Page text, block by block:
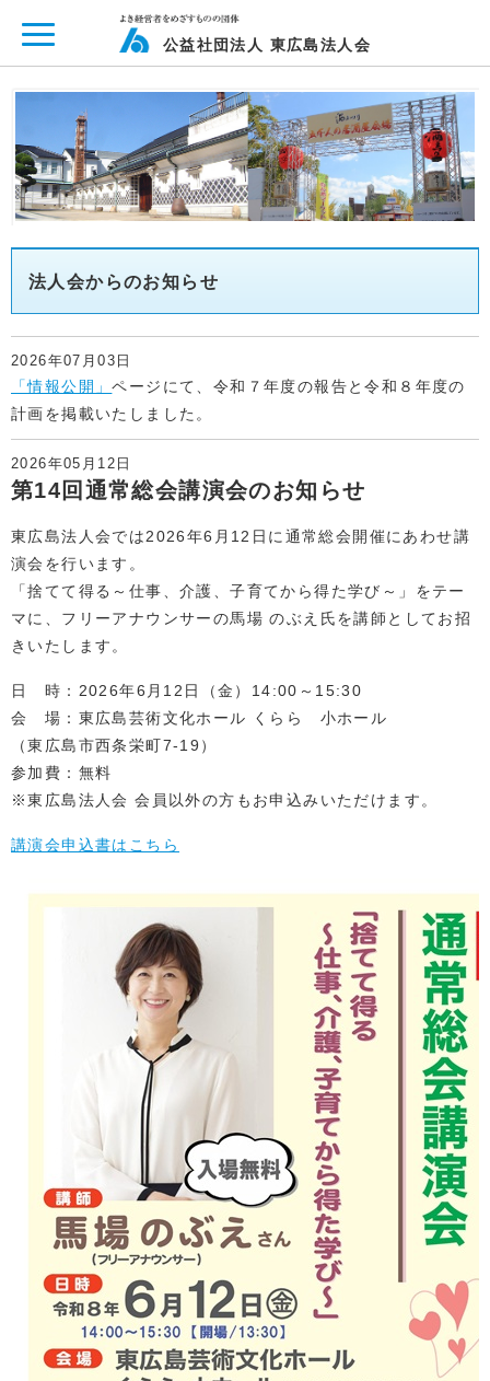
公益社団法人 東広島法人会
法人会からのお知らせ
2026年07月03日
「情報公開」ページにて、令和７年度の報告と令和８年度の
計画を掲載いたしました。
2026年05月12日
第14回通常総会講演会のお知らせ
東広島法人会では2026年6月12日に通常総会開催にあわせ講
演会を行います。
「捨てて得る～仕事、介護、子育てから得た学び～」をテー
マに、フリーアナウンサーの馬場 のぶえ氏を講師としてお招
きいたします。
日 時：2026年6月12日（金）14:00～15:30
会 場：東広島芸術文化ホール くらら 小ホール
（東広島市西条栄町7-19）
参加費：無料
※東広島法人会 会員以外の方もお申込みいただけます。
講演会申込書はこちら